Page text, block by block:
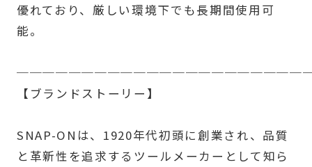
優れており、厳しい環境下でも長期間使用可
能。
【ブランドストーリー】
SNAP-ONは、1920年代初頭に創業され、品質
と革新性を追求するツールメーカーとして知ら